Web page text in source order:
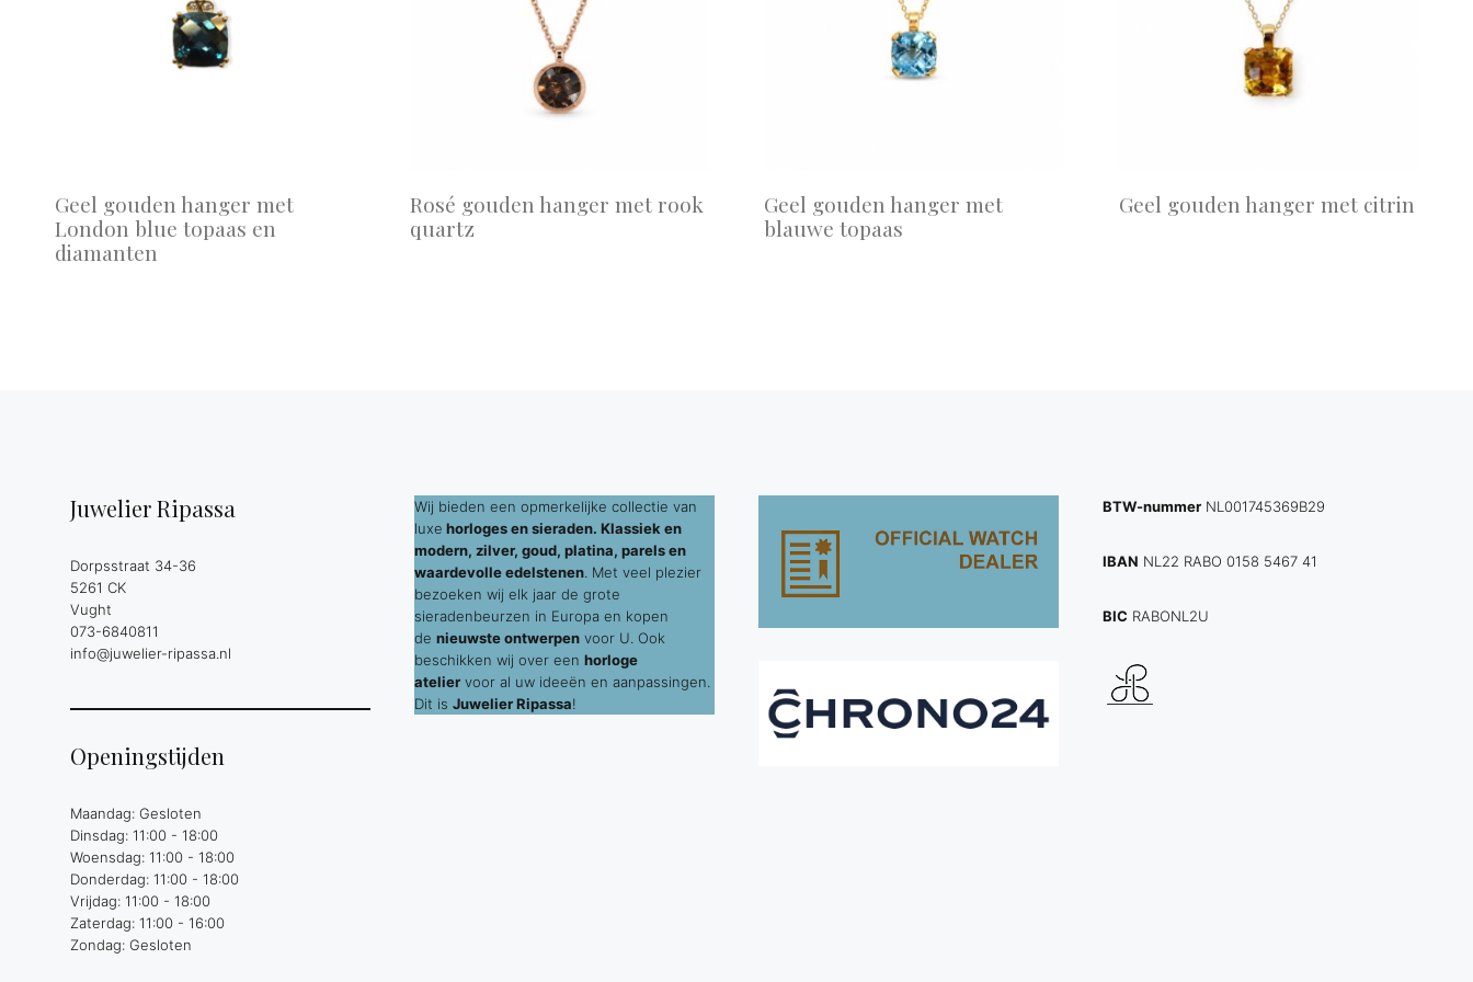
Geel gouden hanger met
London blue topaas en
diamanten
Rosé gouden hanger met rook
quartz
Geel gouden hanger met
blauwe topaas
Geel gouden hanger met citrin
Juwelier Ripassa
Dorpsstraat 34-36
5261 CK
Vught
073-6840811
info@juwelier-ripassa.nl
Openingstijden
Maandag: Gesloten
Dinsdag: 11:00 - 18:00
Woensdag: 11:00 - 18:00
Donderdag: 11:00 - 18:00
Vrijdag: 11:00 - 18:00
Zaterdag: 11:00 - 16:00
Zondag: Gesloten
Wij bieden een opmerkelijke collectie van
luxe horloges en sieraden. Klassiek en
modern, zilver, goud, platina, parels en
waardevolle edelstenen. Met veel plezier
bezoeken wij elk jaar de grote
sieradenbeurzen in Europa en kopen
de nieuwste ontwerpen voor U. Ook
beschikken wij over een horloge
atelier voor al uw ideeën en aanpassingen.
Dit is Juwelier Ripassa!
BTW-nummer NL001745369B29
IBAN NL22 RABO 0158 5467 41
BIC RABONL2U